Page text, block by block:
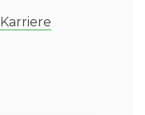
Karriere